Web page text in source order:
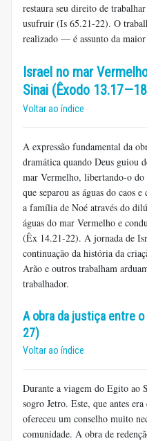
restaura seu direito de
usufruir (Is 65.21-22). O
realizado — é assunto da maior
Israel no mar
Sinai (Êxodo
Voltar ao índice
A expressão fundamental da
dramática quando Deus guiou
mar Vermelho, libertando-o
que separou as águas do caos
a família de Noé através do
águas do mar Vermelho e
(Êx 14.21-22). A jornada de
continuação da história da
Arão e outros trabalham
trabalhador.
A obra da justiça entre
27)
Voltar ao índice
Durante a viagem do Egito ao
sogro Jetro. Este, que antes
ofereceu um conselho muito
comunidade. A obra de